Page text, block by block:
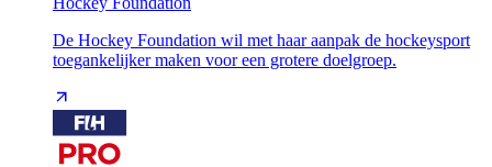
De Hockey Foundation wil met haar aanpak de hockeysport
toegankelijker maken voor een grotere doelgroep.